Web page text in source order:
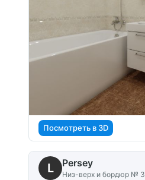
Посмотреть в 3D
L Persey
Низ-верх и бордюр № 3